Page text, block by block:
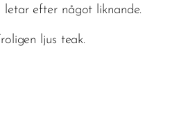
efter något liknande.
ljus teak.